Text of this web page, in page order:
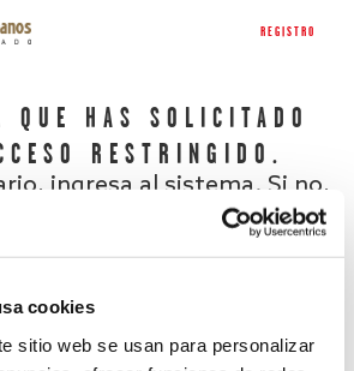
cookies
sitio web se usan para personalizar
REGISTRO
QUE HAS SOLICITADO
RESTRINGIDO.
ingresa al sistema. Si no,